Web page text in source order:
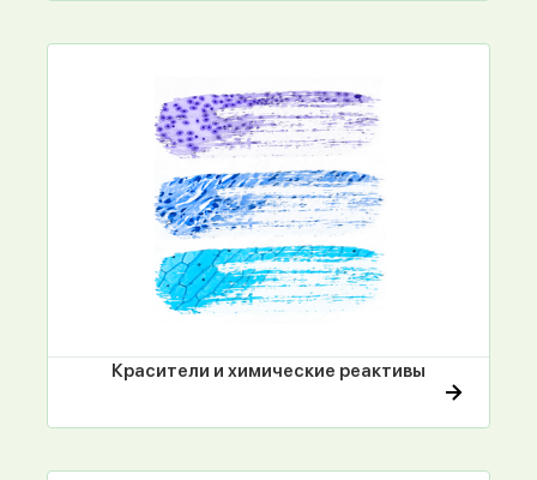
Красители и химические реактивы